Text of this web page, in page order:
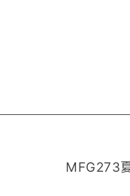
MFG273